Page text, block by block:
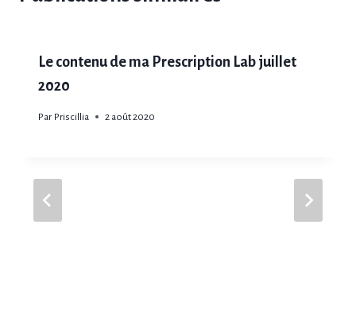
Le contenu de ma Prescription Lab juillet
2020
Par Priscillia 2 août 2020